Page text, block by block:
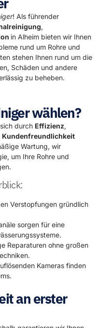
! Als führender
,
in Alheim bieten wir Ihnen
rund um Rohre und
stehen Ihnen rund um die
Schäden und andere
zu beheben.
wählen?
durch Effizienz,
Kundenfreundlichkeit
Wartung, wir
um Ihre Rohre und
Verstopfungen gründlich
sorgen für eine
Reparaturen ohne großen
Kameras finden
an erster